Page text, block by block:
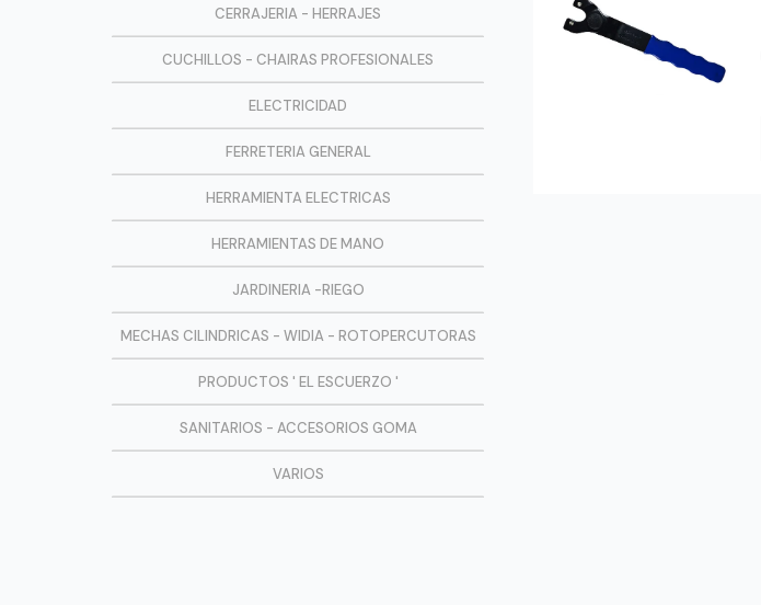
CERRAJERIA - HERRAJES
CUCHILLOS - CHAIRAS PROFESIONALES
ELECTRICIDAD
FERRETERIA GENERAL
HERRAMIENTA ELECTRICAS
HERRAMIENTAS DE MANO
JARDINERIA -RIEGO
MECHAS CILINDRICAS - WIDIA - ROTOPERCUTORAS
PRODUCTOS ' EL ESCUERZO '
SANITARIOS - ACCESORIOS GOMA
VARIOS